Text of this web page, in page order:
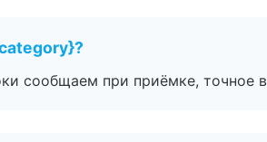
сообщаем при приёмке, точное